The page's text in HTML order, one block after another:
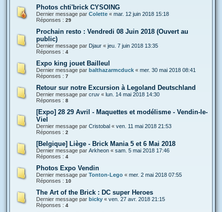
Photos chti'brick CYSOING
Dernier message par Colette « mar. 12 juin 2018 15:18
Réponses : 29
Prochain resto : Vendredi 08 Juin 2018 (Ouvert au
public)
Dernier message par Djaur « jeu. 7 juin 2018 13:35
Réponses : 4
Expo king jouet Bailleul
Dernier message par balthazarmcduck « mer. 30 mai 2018 08:41
Réponses : 7
Retour sur notre Excursion à Legoland Deutschland
Dernier message par cruv « lun. 14 mai 2018 14:30
Réponses : 8
[Expo] 28 29 Avril - Maquettes et modélisme - Vendin-le-
Viel
Dernier message par Cristobal « ven. 11 mai 2018 21:53
Réponses : 2
[Belgique] Liège - Brick Mania 5 et 6 Mai 2018
Dernier message par Arkheon « sam. 5 mai 2018 17:46
Réponses : 4
Photos Expo Vendin
Dernier message par Tonton-Lego « mer. 2 mai 2018 07:55
Réponses : 10
The Art of the Brick : DC super Heroes
Dernier message par bicky « ven. 27 avr. 2018 21:15
Réponses : 4